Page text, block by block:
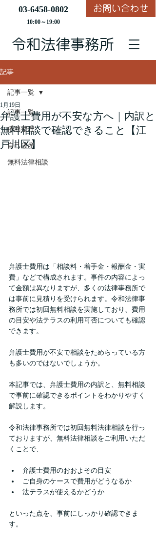
03-6458-0802
10:00～19:00
お問い合わせ
​令和法律事務所
記事
記事一覧
債務整理
自己破産
無料法律相談
記事一覧
弁護士費用が不安な方へ｜内訳と
無料相談で確認できること【江
戸川区】
1月19日
弁護士費用は「相談料・着手金・報酬金・実
費」などで構成されます。事件の内容によっ
て金額は異なりますが、多くの法律事務所で
は事前に見積りを受けられます。令和法律事
務所では初回無料相談を実施しており、費用
の目安や法テラスの利用可否についても確認
できます。
弁護士費用が不安で相談をためらっている方
も多いのではないでしょうか。
本記事では、弁護士費用の内訳と、無料相談
で事前に確認できるポイントをわかりやすく
解説します。
令和法律事務所では初回無料法律相談を行っ
ておりますが、無料法律相談をご利用いただ
くことで、
弁護士費用のおおよその目安
ご自身のケースで費用がどうなるか
法テラスが使えるかどうか
といった点を、事前にしっかり確認できま
す。